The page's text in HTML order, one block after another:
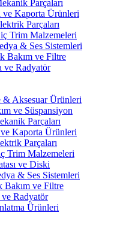
Parçaları
ve Kaporta Ürünleri
Parçaları
Trim Malzemeleri
& Ses Sistemleri
Bakım ve Filtre
ve Radyatör
Aksesuar Ürünleri
ve Süspansiyon
Parçaları
Kaporta Ürünleri
Parçaları
Trim Malzemeleri
ve Diski
& Ses Sistemleri
Bakım ve Filtre
Radyatör
Ürünleri